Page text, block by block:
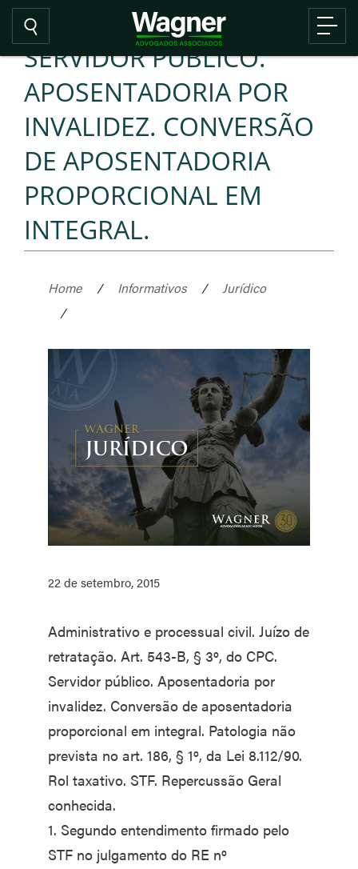
SERVIDOR PÚBLICO.
APOSENTADORIA POR
INVALIDEZ. CONVERSÃO
DE APOSENTADORIA
PROPORCIONAL EM
INTEGRAL.
Home / Informativos /
Jurídico
/
22 de setembro, 2015
Administrativo e processual civil. Juízo de
retratação. Art. 543-B, § 3º, do CPC.
Servidor público. Aposentadoria por
invalidez. Conversão de aposentadoria
proporcional em integral. Patologia não
prevista no art. 186, § 1º, da Lei 8.112/90.
Rol taxativo. STF. Repercussão Geral
conhecida.
1. Segundo entendimento firmado pelo
STF no julgamento do RE nº